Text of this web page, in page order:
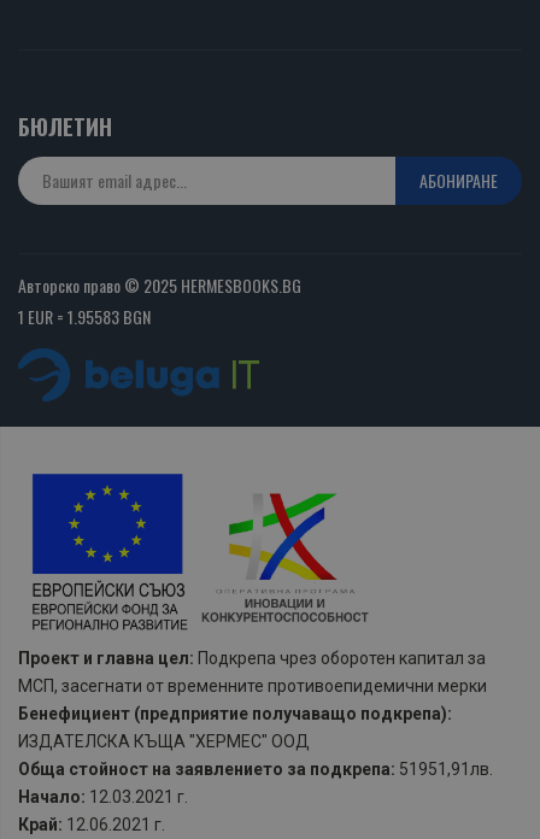
БЮЛЕТИН
АБОНИРАНЕ
Авторско право © 2025 HERMESBOOKS.BG
1 EUR = 1.95583 BGN
Проект и главна цел: Подкрепа чрез оборотен капитал за
МСП, засегнати от временните противоепидемични мерки
Бенефициент (предприятие получаващо подкрепа):
ИЗДАТЕЛСКА КЪЩА "ХЕРМЕС" ООД
Обща стойност на заявлението за подкрепа: 51951,91лв.
Начало: 12.03.2021 г.
Край: 12.06.2021 г.